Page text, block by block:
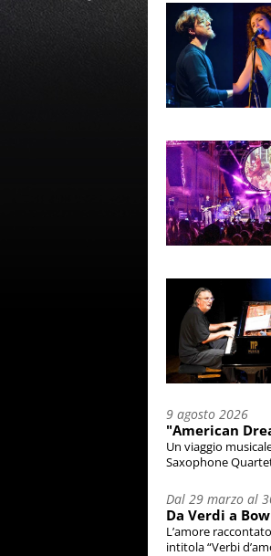
9 agosto 2026
"American
Un viaggio
Saxophone
Dal 29 marzo al
Da Verdi a
L’amore
intitola “Verbi